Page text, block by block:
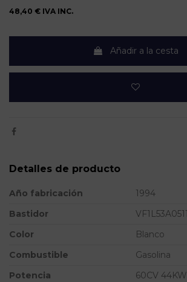
48,40 € IVA INC.
Añadir a la cesta
Detalles de producto
Año fabricación
1994
Bastidor
Color
Blanco
Combustible
Gasolina
Potencia
60CV 44KW